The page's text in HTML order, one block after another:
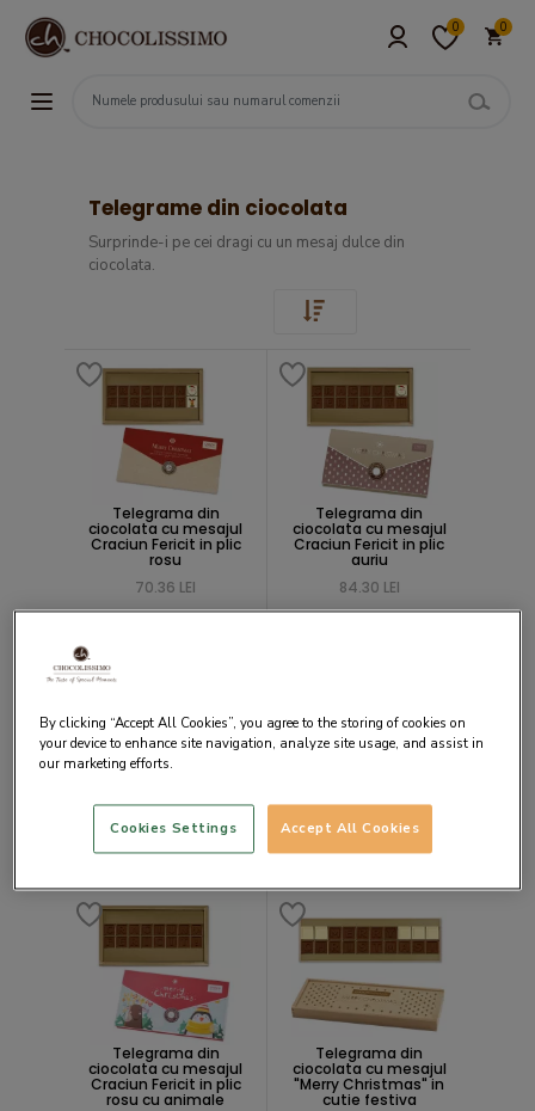
0 0
Telegrame din ciocolata
Surprinde-i pe cei dragi cu un mesaj dulce din
ciocolata.
Telegrama din
ciocolata cu mesajul
Craciun Fericit in plic
rosu
70.36 LEI
Telegrama din
ciocolata cu mesajul
Craciun Fericit in plic
auriu
84.30 LEI
cutie standard din lemn
105.95 LEI
cutie din lemn Deluxe
135.64 LEI
Telegrama din
ciocolata cu mesajul
Craciun Fericit in plic
rosu cu animale
Telegrama din
ciocolata cu mesajul
"Merry Christmas" in
cutie festiva
By clicking “Accept All Cookies”, you agree to the storing of cookies on
your device to enhance site navigation, analyze site usage, and assist in
our marketing efforts.
Accept All Cookies
Cookies Settings